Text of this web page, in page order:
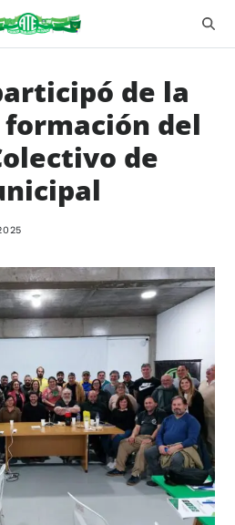
de la
del
de